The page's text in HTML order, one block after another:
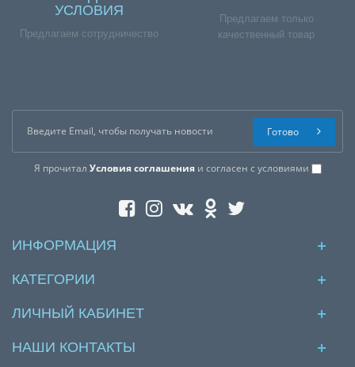
УСЛОВИЯ
Предлагаем сотрудничество
Предлагаем только
качественный товар
Я прочитал Условия соглашенияи согласен с условиями
Готово
ИНФОРМАЦИЯ
КАТЕГОРИИ
ЛИЧНЫЙ КАБИНЕТ
НАШИ КОНТАКТЫ